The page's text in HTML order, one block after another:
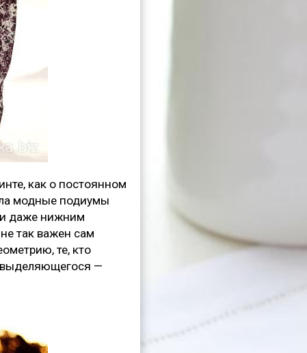
как о постоянном
модные подиумы
и даже нижним
так важен сам
те, кто
выделяющегося —